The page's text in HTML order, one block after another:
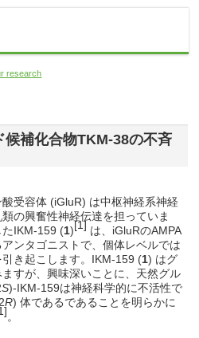
research
補化合物TKM-38の不斉
受容体 (iGluR) は中枢神経系神経
の興奮性神経伝達を担っていま
たIKM-159 (1)[1] は、iGluRのAMPA
ンタゴニストで、個体レベルでは
き起こします。IKM-159 (1) はグ
すが、興味深いことに、天然グル
S)-IKM-159は神経科学的に不活性で
R) 体であるであることを明らかに
。